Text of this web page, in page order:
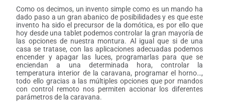
Como os decimos, un invento simple como es un mando ha
dado paso a un gran abanico de posibilidades y es que este
invento ha sido el precursor de la domótica, es por ello que
hoy desde una tablet podemos controlar la gran mayoría de
las opciones de nuestra montura. Al igual que si de una
casa se tratase, con las aplicaciones adecuadas podemos
encender y apagar las luces, programarlas para que se
enciendan a una determinada hora, controlar la
temperatura interior de la caravana, programar el horno…,
todo ello gracias a las múltiples opciones que por mandos
con control remoto nos permiten accionar los diferentes
parámetros de la caravana.